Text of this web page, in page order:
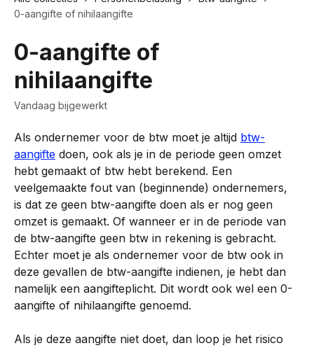
0-aangifte of nihilaangifte
0-aangifte of
nihilaangifte
Vandaag bijgewerkt
Als ondernemer voor de btw moet je altijd btw-
aangifte doen, ook als je in de periode geen omzet
hebt gemaakt of btw hebt berekend. Een
veelgemaakte fout van (beginnende) ondernemers,
is dat ze geen btw-aangifte doen als er nog geen
omzet is gemaakt. Of wanneer er in de periode van
de btw-aangifte geen btw in rekening is gebracht.
Echter moet je als ondernemer voor de btw ook in
deze gevallen de btw-aangifte indienen, je hebt dan
namelijk een aangifteplicht. Dit wordt ook wel een 0-
aangifte of nihilaangifte genoemd.
Als je deze aangifte niet doet, dan loop je het risico